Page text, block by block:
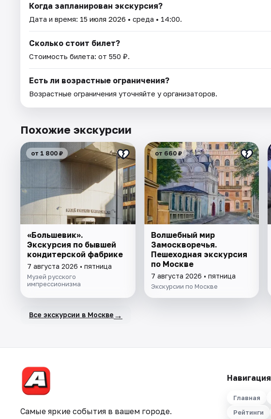
Когда запланирован экскурсия?
Дата и время: 15 июля 2026 • среда • 14:00.
Сколько стоит билет?
Стоимость билета: от 550 ₽.
Есть ли возрастные ограничения?
Возрастные ограничения уточняйте у организаторов.
Похожие экскурсии
от 1 800 ₽
«Большевик».
Экскурсия по бывшей
кондитерской фабрике
7 августа 2026 • пятница
Музей русского
импрессионизма
от 660 ₽
Волшебный мир
Замоскворечья.
Пешеходная экскурсия
по Москве
7 августа 2026 • пятница
Экскурсии по Москве
Все экскурсии в Москве →
Самые яркие события в вашем городе.
Навигация
Главная
Рейтинги